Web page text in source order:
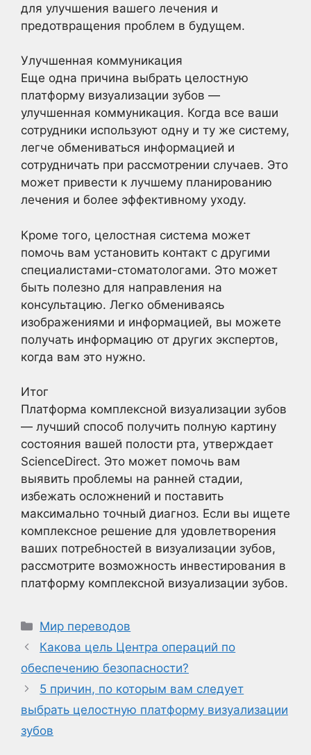
для улучшения вашего лечения и
предотвращения проблем в будущем.
Улучшенная коммуникация
Еще одна причина выбрать целостную
платформу визуализации зубов —
улучшенная коммуникация. Когда все ваши
сотрудники используют одну и ту же систему,
легче обмениваться информацией и
сотрудничать при рассмотрении случаев. Это
может привести к лучшему планированию
лечения и более эффективному уходу.
Кроме того, целостная система может
помочь вам установить контакт с другими
специалистами-стоматологами. Это может
быть полезно для направления на
консультацию. Легко обмениваясь
изображениями и информацией, вы можете
получать информацию от других экспертов,
когда вам это нужно.
Итог
Платформа комплексной визуализации зубов
— лучший способ получить полную картину
состояния вашей полости рта, утверждает
ScienceDirect. Это может помочь вам
выявить проблемы на ранней стадии,
избежать осложнений и поставить
максимально точный диагноз. Если вы ищете
комплексное решение для удовлетворения
ваших потребностей в визуализации зубов,
рассмотрите возможность инвестирования в
платформу комплексной визуализации зубов.
Рубрики
Мир переводов
Какова цель Центра операций по
обеспечению безопасности?
5 причин, по которым вам следует
выбрать целостную платформу визуализации
зубов